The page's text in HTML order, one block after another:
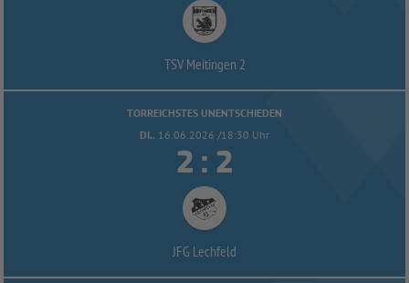
TSV Meitingen 2
TORREICHSTES UNENTSCHIEDEN
DI.. 16.06.2026 /18:30 Uhr
 : 
JFG Lechfeld